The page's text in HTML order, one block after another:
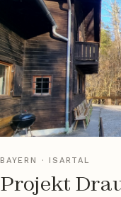
BAYERN · ISARTAL
Projekt